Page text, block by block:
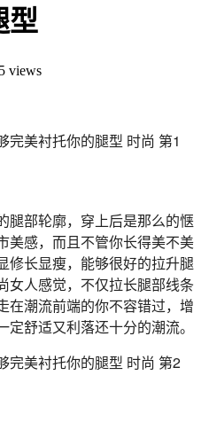
型
views
腿部轮廓，穿上后是那么的惬
美感，而且不管你长得美不美
修长显瘦，能够很好的拉升腿
女人感觉，不仅拉长腿部线条
在潮流前端的你不容错过，增
舒适又利落还十分的潮流。